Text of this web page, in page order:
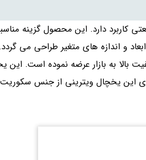
کاربرد دارد. این محصول گزینه
و اندازه های متغیر طراحی می
بالا به بازار عرضه نموده است. این
های این یخچال ویترینی از جنس